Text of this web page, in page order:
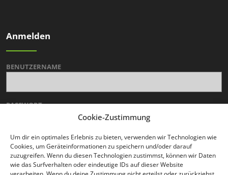
Cookie-Zustimmung
Um dir ein optimales Erlebnis zu bieten, verwenden wir Technologien wie
Cookies, um Geräteinformationen zu speichern und/oder darauf
zuzugreifen. Wenn du diesen Technologien zustimmst, können wir Daten
wie das Surfverhalten oder eindeutige IDs auf dieser Website
Anmelden
BENUTZERNAME
PASSWORT